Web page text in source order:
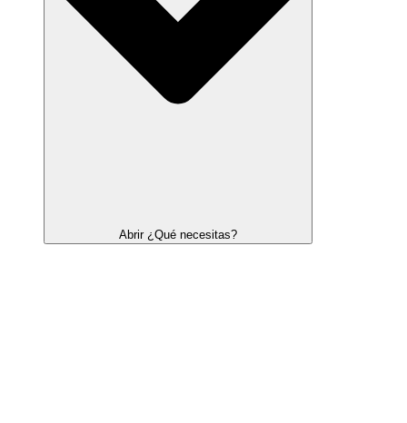
Abrir ¿Qué necesitas?